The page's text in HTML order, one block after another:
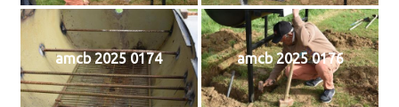
amcb 2025 0174 amcb 2025 0176